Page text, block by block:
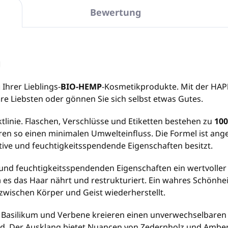
Bewertung
Lieblings-BIO-HEMP-Kosmetikprodukte. Mit der
Liebsten oder gönnen Sie sich selbst etwas Gutes.
Flaschen, Verschlüsse und Etiketten bestehen zu
so einen minimalen Umwelteinfluss. Die Formel ist
und feuchtigkeitsspendende Eigenschaften besitzt.
feuchtigkeitsspendenden Eigenschaften ein
das Haar nährt und restrukturiert. Ein wahres
Körper und Geist wiederherstellt.
und Verbene kreieren einen